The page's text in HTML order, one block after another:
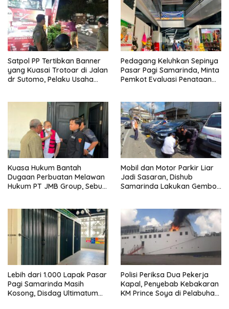
Satpol PP Tertibkan Banner
yang Kuasai Trotoar di Jalan
dr Sutomo, Pelaku Usaha
Pedagang Keluhkan Sepinya
Pasar Pagi Samarinda, Minta
Pemkot Evaluasi Penataan
Kuasa Hukum Bantah
Dugaan Perbuatan Melawan
Hukum PT JMB Group, Sebut
Mobil dan Motor Parkir Liar
Jadi Sasaran, Dishub
Samarinda Lakukan Gembok
Lebih dari 1.000 Lapak Pasar
Pagi Samarinda Masih
Kosong, Disdag Ultimatum
Polisi Periksa Dua Pekerja
Kapal, Penyebab Kebakaran
KM Prince Soya di Pelabuhan